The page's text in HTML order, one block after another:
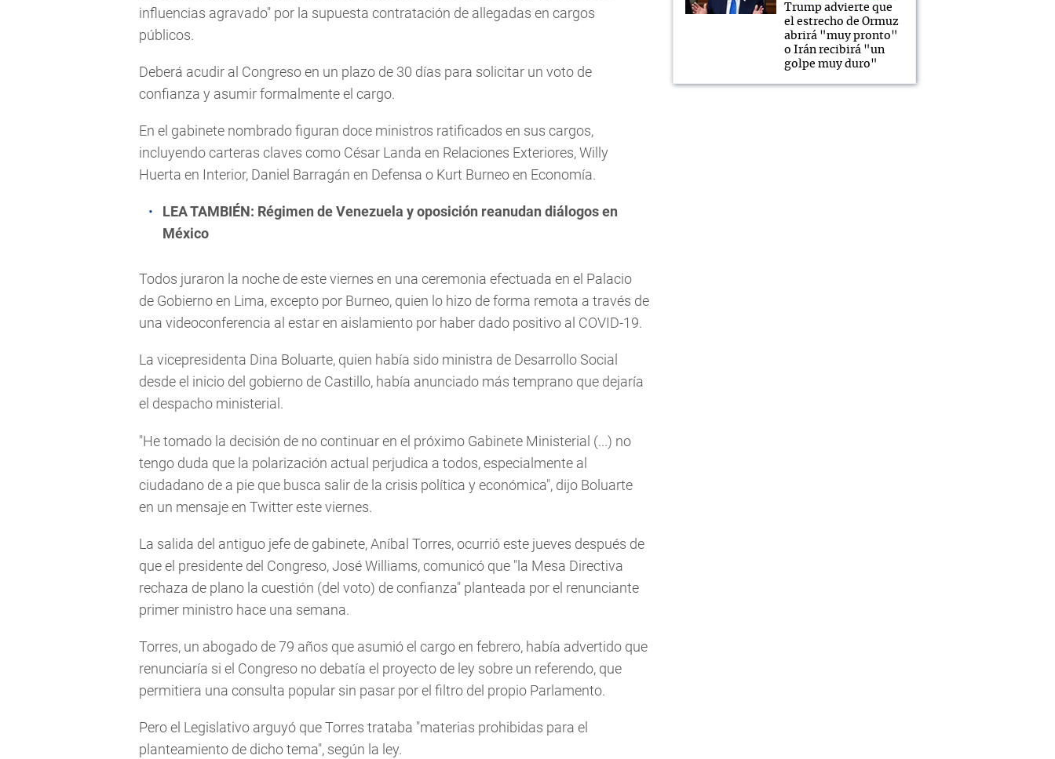
influencias agravado" por la supuesta contratación de allegadas en cargos
públicos.
Deberá acudir al Congreso en un plazo de 30 días para solicitar un voto de
confianza y asumir formalmente el cargo.
En el gabinete nombrado figuran doce ministros ratificados en sus cargos,
incluyendo carteras claves como César Landa en Relaciones Exteriores, Willy
Huerta en Interior, Daniel Barragán en Defensa o Kurt Burneo en Economía.
LEA TAMBIÉN: Régimen de Venezuela y oposición reanudan diálogos en
México
Todos juraron la noche de este viernes en una ceremonia efectuada en el Palacio
de Gobierno en Lima, excepto por Burneo, quien lo hizo de forma remota a través de
una videoconferencia al estar en aislamiento por haber dado positivo al COVID-19.
La vicepresidenta Dina Boluarte, quien había sido ministra de Desarrollo Social
desde el inicio del gobierno de Castillo, había anunciado más temprano que dejaría
el despacho ministerial.
"He tomado la decisión de no continuar en el próximo Gabinete Ministerial (...) no
tengo duda que la polarización actual perjudica a todos, especialmente al
ciudadano de a pie que busca salir de la crisis política y económica", dijo Boluarte
en un mensaje en Twitter este viernes.
La salida del antiguo jefe de gabinete, Aníbal Torres, ocurrió este jueves después de
que el presidente del Congreso, José Williams, comunicó que "la Mesa Directiva
rechaza de plano la cuestión (del voto) de confianza" planteada por el renunciante
primer ministro hace una semana.
Torres, un abogado de 79 años que asumió el cargo en febrero, había advertido que
renunciaría si el Congreso no debatía el proyecto de ley sobre un referendo, que
permitiera una consulta popular sin pasar por el filtro del propio Parlamento.
Pero el Legislativo arguyó que Torres trataba "materias prohibidas para el
planteamiento de dicho tema", según la ley.
Trump advierte que
el estrecho de Ormuz
abrirá "muy pronto"
o Irán recibirá "un
golpe muy duro"